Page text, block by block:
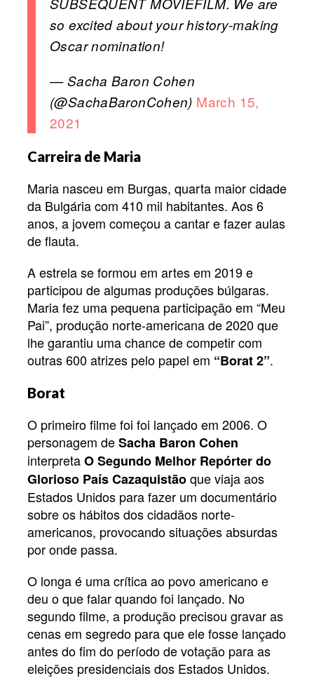
SUBSEQUENT MOVIEFILM. We are
so excited about your history-making
Oscar nomination!
— Sacha Baron Cohen
(@SachaBaronCohen) March 15,
2021
Carreira de Maria
Maria nasceu em Burgas, quarta maior cidade
da Bulgária com 410 mil habitantes. Aos 6
anos, a jovem começou a cantar e fazer aulas
de flauta.
A estrela se formou em artes em 2019 e
participou de algumas produções búlgaras.
Maria fez uma pequena participação em “Meu
Pai”, produção norte-americana de 2020 que
lhe garantiu uma chance de competir com
outras 600 atrizes pelo papel em “Borat 2”.
Borat
O primeiro filme foi foi lançado em 2006. O
personagem deSacha Baron Cohen
interpretaO Segundo Melhor Repórter do
Glorioso País Cazaquistãoque viaja aos
Estados Unidos para fazer um documentário
sobre os hábitos dos cidadãos norte-
americanos, provocando situações absurdas
por onde passa.
O longa é uma crítica ao povo americano e
deu o que falar quando foi lançado. No
segundo filme, a produção precisou gravar as
cenas em segredo para que ele fosse lançado
antes do fim do período de votação para as
eleições presidenciais dos Estados Unidos.